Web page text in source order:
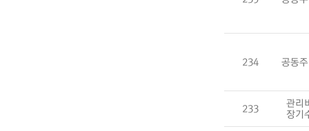
234 공동
233
관리
장기